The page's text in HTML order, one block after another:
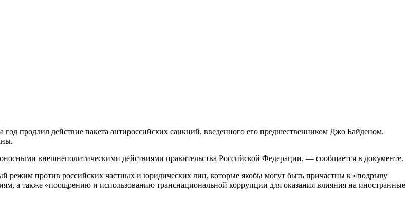
продлил действие пакета антироссийских санкций, введенного его предшественником Джо Байденом.
внешнеполитическими действиями правительства Российской Федерации, — сообщается в документе.
режим против российских частных и юридических лиц, которые якобы могут быть причастны к «подрыву
а также «поощрению и использованию транснациональной коррупции для оказания влияния на иностранные